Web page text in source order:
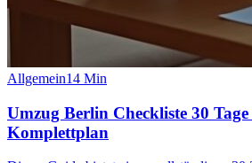
Allgemein14 Min
Umzug Berlin Checkliste 30
Komplettplan